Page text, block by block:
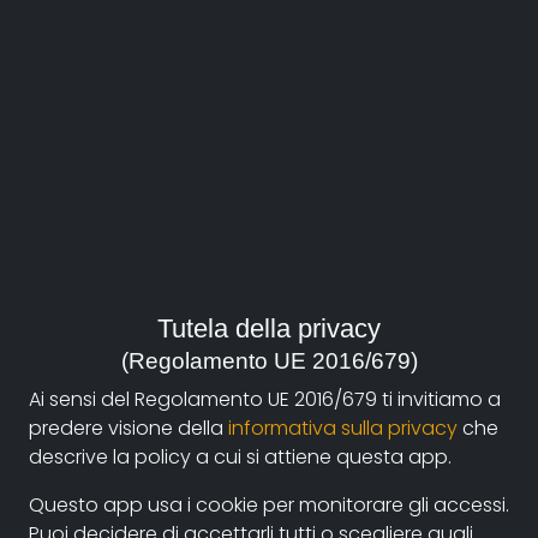
Duration:
7'25"
Year:
Tutela della privacy
(Regolamento UE 2016/679)
Ai sensi del Regolamento UE 2016/679 ti invitiamo a
predere visione della informativa sulla privacyche
descrive la policy a cui si attiene questa app.
Questo app usa i cookie per monitorare gli accessi.